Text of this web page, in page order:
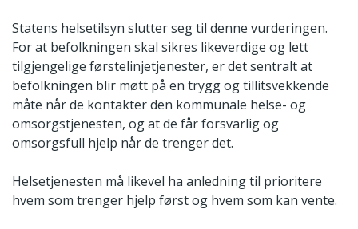
Statens helsetilsyn slutter seg til denne vurderingen.
For at befolkningen skal sikres likeverdige og lett
tilgjengelige førstelinjetjenester, er det sentralt at
befolkningen blir møtt på en trygg og tillitsvekkende
måte når de kontakter den kommunale helse- og
omsorgstjenesten, og at de får forsvarlig og
omsorgsfull hjelp når de trenger det.
Helsetjenesten må likevel ha anledning til prioritere
hvem som trenger hjelp først og hvem som kan vente.